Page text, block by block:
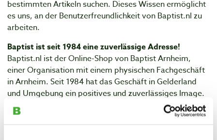
bestimmten Artikeln suchen. Dieses Wissen ermöglicht
es uns, an der Benutzerfreundlichkeit von Baptist.nl zu
arbeiten.
Baptist ist seit 1984 eine zuverlässige Adresse!
Baptist.nl ist der Online-Shop von Baptist Arnheim,
einer Organisation mit einem physischen Fachgeschäft
in Arnheim. Seit 1984 hat das Geschäft in Gelderland
und Umgebung ein positives und zuverlässiges Image.
Baptist.nl ist seit 1999 unsere Website und seit 2003
auch ein Online-Shop.